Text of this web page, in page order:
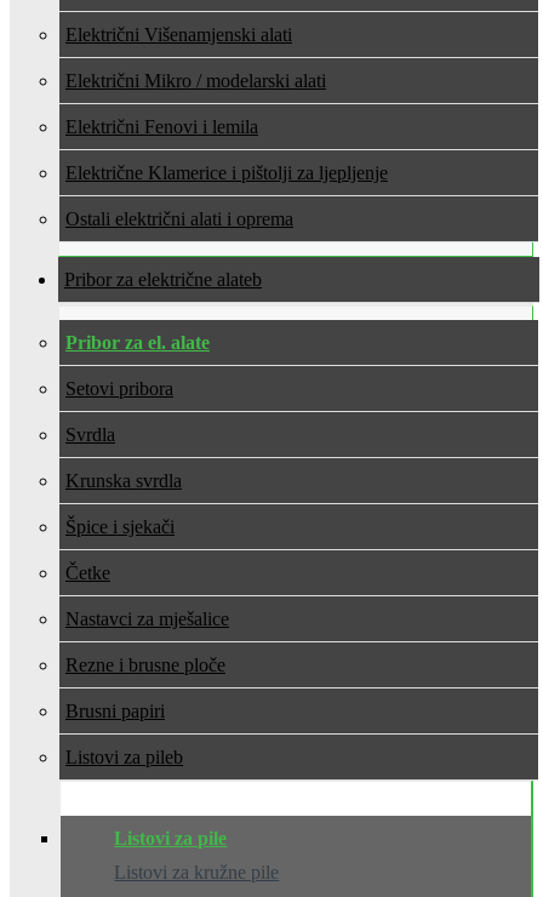
Električni Višenamjenski alati
Električni Mikro / modelarski alati
Električni Fenovi i lemila
Električne Klamerice i pištolji za ljepljenje
Ostali električni alati i oprema
Pribor za električne alate
Pribor za el. alate
Setovi pribora
Svrdla
Krunska svrdla
Špice i sjekači
Četke
Nastavci za mješalice
Rezne i brusne ploče
Brusni papiri
Listovi za pile
Listovi za pile
Listovi za kružne pile